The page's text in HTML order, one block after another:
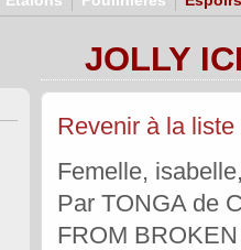
JOLLY
Revenir à la liste
Femelle,
Par TONGA de
FROM